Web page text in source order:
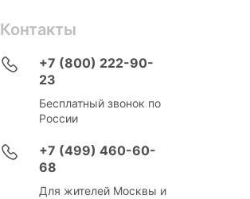
Контакты
+7 (800) 222-90-
23
Бесплатный звонок по
России
+7 (499) 460-60-
68
Для жителей Москвы и